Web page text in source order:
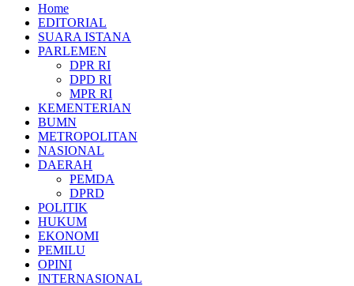
Home
EDITORIAL
SUARA ISTANA
PARLEMEN
DPR RI
DPD RI
MPR RI
KEMENTERIAN
BUMN
METROPOLITAN
NASIONAL
DAERAH
PEMDA
DPRD
POLITIK
HUKUM
EKONOMI
PEMILU
OPINI
INTERNASIONAL